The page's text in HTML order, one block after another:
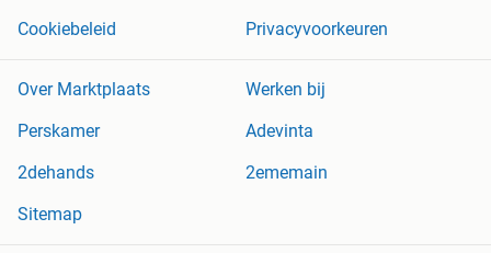
Cookiebeleid
Privacyvoorkeuren
Over Marktplaats
Werken bij
Perskamer
Adevinta
2dehands
2ememain
Sitemap